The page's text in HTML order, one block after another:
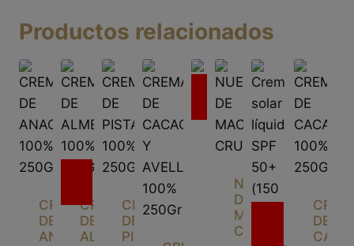
Productos relacionados
CREMA
DE
ANACARDOS
CREMA
DE
ALMENDRA
Sin
CREMA
DE
PISTACHO
ASTURCILLA
8.69€
Sin
existencias
Leer
más
NUEZ
DE
MACADAMIA
CRUDA
existencias
DE